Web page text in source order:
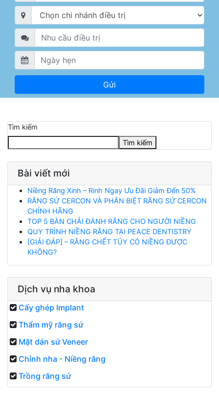
Tìm kiếm
Tìm kiếm
Bài viết mới
Niềng Răng Xinh – Rinh Ngay Ưu Đãi Giảm Đến 50%
RĂNG SỨ CERCON VÀ PHÂN BIỆT RĂNG SỨ CERCON
CHÍNH HÃNG
TOP 5 BÀN CHẢI ĐÁNH RĂNG CHO NGƯỜI NIỀNG
QUY TRÌNH NIỀNG RĂNG TẠI PEACE DENTISTRY
[GIẢI ĐÁP] – RĂNG CHẾT TỦY CÓ NIỀNG ĐƯỢC
KHÔNG?
Dịch vụ nha khoa
Cấy ghép Implant
Thẩm mỹ răng sứ
Mặt dán sứ Veneer
Chỉnh nha - Niềng răng
Trồng răng sứ